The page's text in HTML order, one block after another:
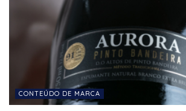
CONTEÚDO DE MARCA